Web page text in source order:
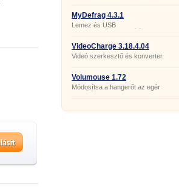
MyDefrag 4.3.1
Lemez és USB
töredezettségmentesítés.
VideoCharge 3.18.4.04
Videó szerkesztő és konverter.
Volumouse 1.72
Módosítsa a hangerőt az egér
görgőjével.